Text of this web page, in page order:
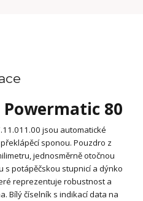
80
jsou automatické
sponou. Pouzdro z
jednosměrně otočnou
s potápěčskou stupnicí a dýnko
reprezentuje robustnost a
Bílý číselník s indikací data na